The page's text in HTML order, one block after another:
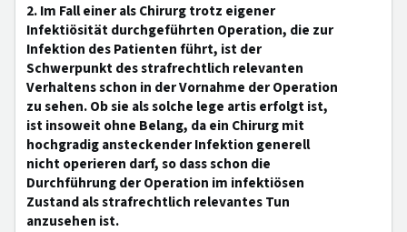
2. Im Fall einer als Chirurg trotz eigener
Infektiösität durchgeführten Operation, die zur
Infektion des Patienten führt, ist der
Schwerpunkt des strafrechtlich relevanten
Verhaltens schon in der Vornahme der Operation
zu sehen. Ob sie als solche lege artis erfolgt ist,
ist insoweit ohne Belang, da ein Chirurg mit
hochgradig ansteckender Infektion generell
nicht operieren darf, so dass schon die
Durchführung der Operation im infektiösen
Zustand als strafrechtlich relevantes Tun
anzusehen ist.